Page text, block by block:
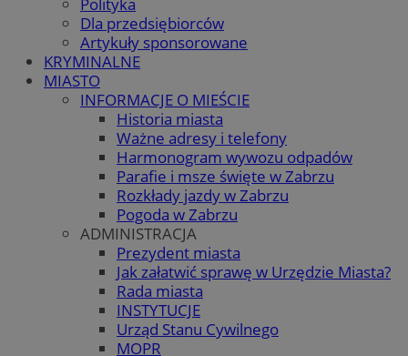
Dla przedsiębiorców
Artykuły sponsorowane
KRYMINALNE
MIASTO
INFORMACJE O MIEŚCIE
Historia miasta
Ważne adresy i telefony
Harmonogram wywozu odpadów
Parafie i msze święte w Zabrzu
Rozkłady jazdy w Zabrzu
Pogoda w Zabrzu
ADMINISTRACJA
Prezydent miasta
Jak załatwić sprawę w Urzędzie Miasta?
Rada miasta
INSTYTUCJE
Urząd Stanu Cywilnego
MOPR